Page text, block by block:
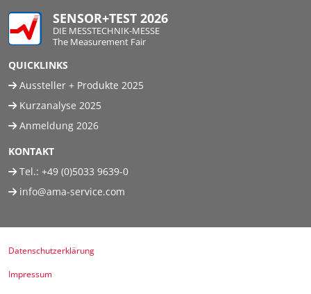
SENSOR+TEST 2026
DIE MESSTECHNIK-MESSE
The Measurement Fair
QUICKLINKS
Aussteller + Produkte 2025
Kurzanalyse 2025
Anmeldung 2026
KONTAKT
Tel.: +49 (0)5033 9639-0
info@ama-service.com
Datenschutzerklärung
Impressum